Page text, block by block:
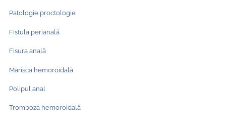
Patologie proctologie
Fistula perianală
Fisura anală
Marisca hemoroidală
Polipul anal
Tromboza hemoroidală